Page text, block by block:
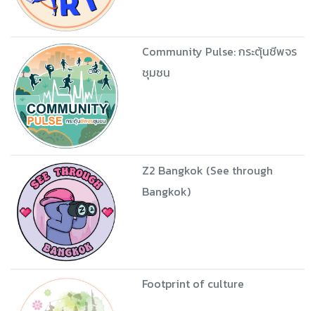
Community Pulse: กระตุ้นชีพจร
ชุมชน
Z2 Bangkok (See through
Bangkok)
Footprint of culture